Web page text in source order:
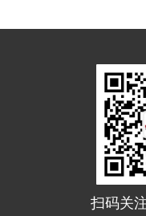
扫码关